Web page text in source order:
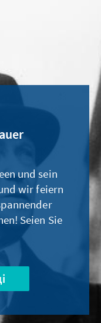
und sein
wir feiern
Seien Sie